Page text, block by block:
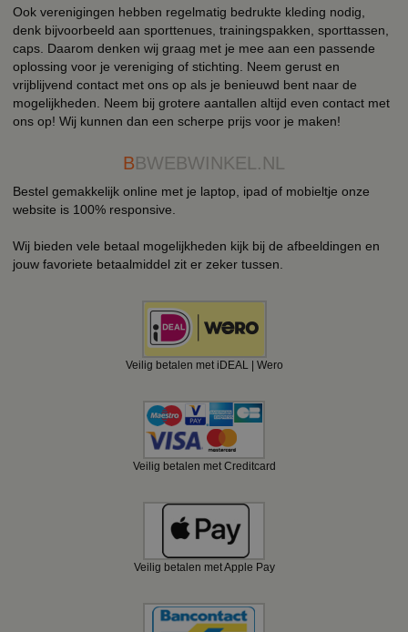
Ook verenigingen hebben regelmatig bedrukte kleding nodig,
denk bijvoorbeeld aan sporttenues, trainingspakken, sporttassen,
caps. Daarom denken wij graag met je mee aan een passende
oplossing voor je vereniging of stichting. Neem gerust en
vrijblijvend contact met ons op als je benieuwd bent naar de
mogelijkheden. Neem bij grotere aantallen altijd even contact met
ons op! Wij kunnen dan een scherpe prijs voor je maken!
BBWEBWINKEL.NL
Bestel gemakkelijk online met je laptop, ipad of mobieltje onze
website is 100% responsive.
Wij bieden vele betaal mogelijkheden kijk bij de afbeeldingen en
jouw favoriete betaalmiddel zit er zeker tussen.
Veilig betalen met iDEAL | Wero
Veilig betalen met Creditcard
Veilig betalen met Apple Pay